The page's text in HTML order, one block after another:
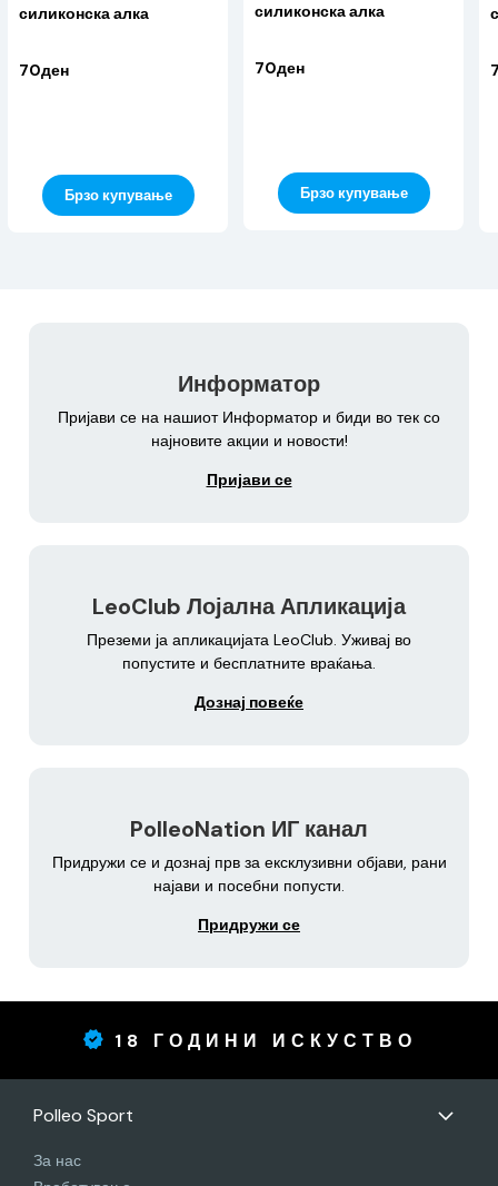
силиконска алка
70ден
Брзо купување
силиконска алка
70ден
Брзо купување
Информатор
Пријави се на нашиот Информатор и биди во тек со
најновите акции и новости!
Пријави се
LeoClub Лојална Апликација
Преземи ја апликацијата LeoClub. Уживај во
попустите и бесплатните враќања.
Дознај повеќе
PolleoNation ИГ канал
Придружи се и дознај прв за ексклузивни објави, рани
најави и посебни попусти.
Придружи се
18 ГОДИНИ ИСКУСТВО
Polleo Sport
За нас